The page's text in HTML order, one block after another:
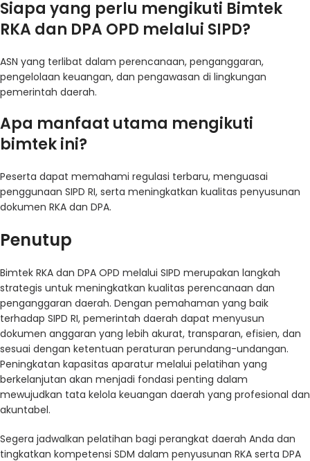
Siapa yang perlu mengikuti Bimtek
RKA dan DPA OPD melalui SIPD?
ASN yang terlibat dalam perencanaan, penganggaran,
pengelolaan keuangan, dan pengawasan di lingkungan
pemerintah daerah.
Apa manfaat utama mengikuti
bimtek ini?
Peserta dapat memahami regulasi terbaru, menguasai
penggunaan SIPD RI, serta meningkatkan kualitas penyusunan
dokumen RKA dan DPA.
Penutup
Bimtek RKA dan DPA OPD melalui SIPD merupakan langkah
strategis untuk meningkatkan kualitas perencanaan dan
penganggaran daerah. Dengan pemahaman yang baik
terhadap SIPD RI, pemerintah daerah dapat menyusun
dokumen anggaran yang lebih akurat, transparan, efisien, dan
sesuai dengan ketentuan peraturan perundang-undangan.
Peningkatan kapasitas aparatur melalui pelatihan yang
berkelanjutan akan menjadi fondasi penting dalam
mewujudkan tata kelola keuangan daerah yang profesional dan
akuntabel.
Segera jadwalkan pelatihan bagi perangkat daerah Anda dan
tingkatkan kompetensi SDM dalam penyusunan RKA serta DPA